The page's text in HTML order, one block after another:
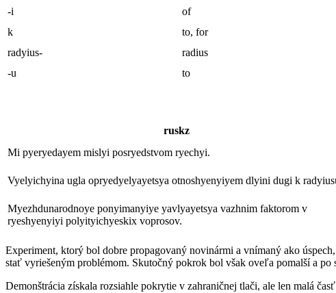
-i
of
k
to, for
radyius-
radius
-u
to
ruskz
Mi pyeryedayem mislyi posryedstvom ryechyi.
Vyelyichyina ugla opryedyelyayetsya otnoshyenyiyem dlyini dugi k
Myezhdunarodnoye ponyimanyiye yavlyayetsya vazhnim faktorom v
ryeshyenyiyi polyityichyeskix voprosov.
Experiment, ktorý bol dobre propagovaný novinármi a vnímaný ako
stať vyriešeným problémom. Skutočný pokrok bol však oveľa pomalší a
Demonštrácia získala rozsiahle pokrytie v zahraničnej tlači, ale len malá